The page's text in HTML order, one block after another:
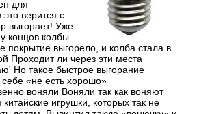
для
верится с
выгорает! Уже
концов колбы
покрытие выгорело, и колба стала в
Проходит ли через эти места
Но такое быстрое выгорание
«не есть хорошо»
воняли Воняли так как воняют
игрушки, которых так не